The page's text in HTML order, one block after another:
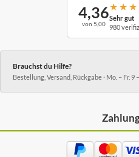
4,36
von 5,00
★ ★ ★
Sehr gut
980
Brauchst du Hilfe?
Bestellung, Versand, Rückgabe · Mo. – Fr. 9